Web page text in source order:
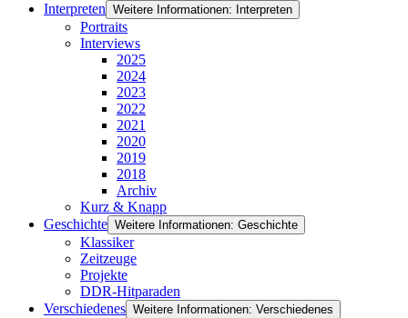
Interpreten Weitere Informationen: Interpreten
Portraits
Interviews
2025
2024
2023
2022
2021
2020
2019
2018
Archiv
Kurz & Knapp
Geschichte Weitere Informationen: Geschichte
Klassiker
Zeitzeuge
Projekte
DDR-Hitparaden
Verschiedenes Weitere Informationen: Verschiedenes